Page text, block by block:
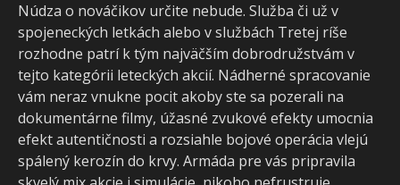
Núdza o nováčikov určite nebude. Služba či už v
spojeneckých letkách alebo v službách Tretej ríše
rozhodne patrí k tým najväčším dobrodružstvám v
tejto kategórii leteckých akcií. Nádherné spracovanie
vám neraz vnukne pocit akoby ste sa pozerali na
dokumentárne filmy, úžasné zvukové efekty umocnia
efekt autentičnosti a rozsiahle bojové operácia vlejú
spálený kerozín do krvy. Armáda pre vás pripravila